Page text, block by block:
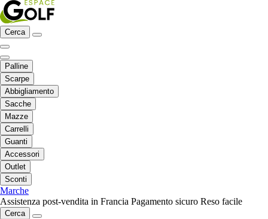
Cerca
Palline
Scarpe
Abbigliamento
Sacche
Mazze
Carrelli
Guanti
Accessori
Outlet
Sconti
Marche
Assistenza post-vendita in Francia Pagamento sicuro Reso facile
Cerca